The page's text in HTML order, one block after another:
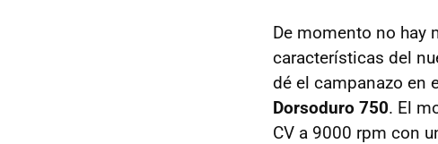
De momento no hay
características del
dé el campanazo en
Dorsoduro 750. El
CV a 9000 rpm con